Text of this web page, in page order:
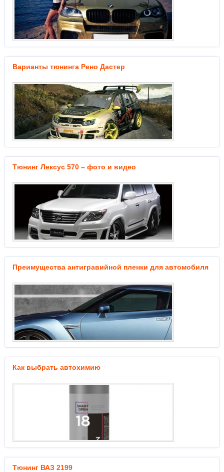
Варианты тюнинга Рено Дастер
Тюнинг Лексус 570 – фото и видео
Преимущества антигравийной пленки для автомобиля
Как выбрать автохимию
Тюнинг ВАЗ 2199